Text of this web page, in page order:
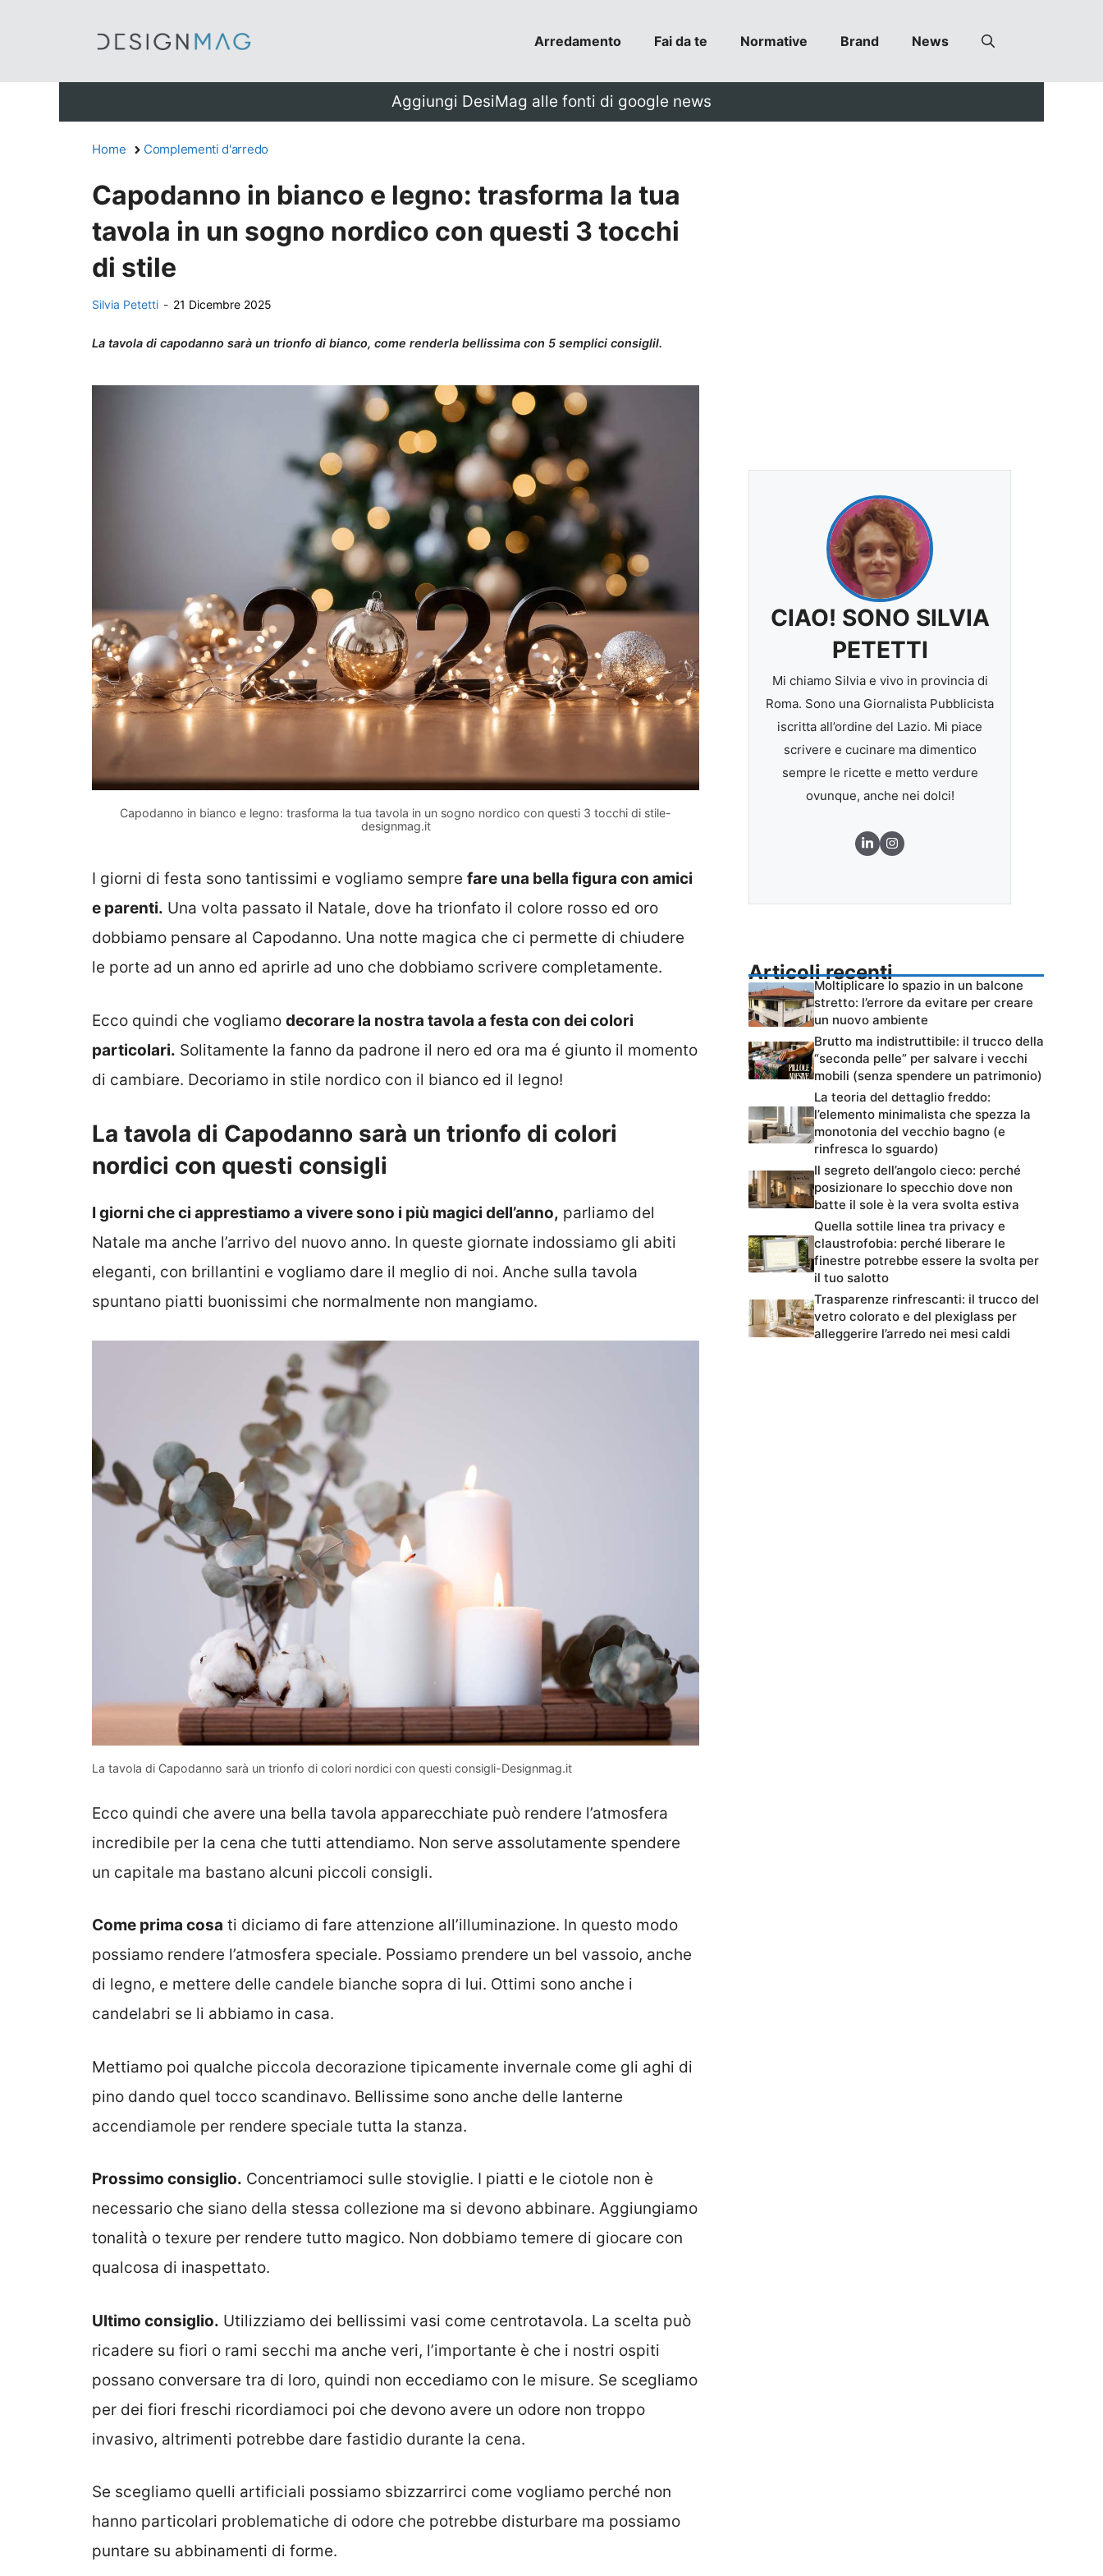
Arredamento Fai da te Normative Brand News
Aggiungi DesiMag alle fonti di google news
Home Complementi d'arredo
Capodanno in bianco e legno: trasforma la tua
tavola in un sogno nordico con questi 3 tocchi
di stile
Silvia Petetti - 21 Dicembre 2025
La tavola di capodanno sarà un trionfo di bianco, come renderla bellissima con 5 semplici consiglil.
Capodanno in bianco e legno: trasforma la tua tavola in un sogno nordico con questi 3 tocchi di stile-
designmag.it
I giorni di festa sono tantissimi e vogliamo sempre fare una bella figura con amici
e parenti. Una volta passato il Natale, dove ha trionfato il colore rosso ed oro
dobbiamo pensare al Capodanno. Una notte magica che ci permette di chiudere
le porte ad un anno ed aprirle ad uno che dobbiamo scrivere completamente.
Ecco quindi che vogliamo decorare la nostra tavola a festa con dei colori
particolari. Solitamente la fanno da padrone il nero ed ora ma é giunto il momento
di cambiare. Decoriamo in stile nordico con il bianco ed il legno!
La tavola di Capodanno sarà un trionfo di colori
nordici con questi consigli
I giorni che ci apprestiamo a vivere sono i più magici dell’anno, parliamo del
Natale ma anche l’arrivo del nuovo anno. In queste giornate indossiamo gli abiti
eleganti, con brillantini e vogliamo dare il meglio di noi. Anche sulla tavola
spuntano piatti buonissimi che normalmente non mangiamo.
La tavola di Capodanno sarà un trionfo di colori nordici con questi consigli-Designmag.it
Ecco quindi che avere una bella tavola apparecchiate può rendere l’atmosfera
incredibile per la cena che tutti attendiamo. Non serve assolutamente spendere
un capitale ma bastano alcuni piccoli consigli.
Come prima cosa ti diciamo di fare attenzione all’illuminazione. In questo modo
possiamo rendere l’atmosfera speciale. Possiamo prendere un bel vassoio, anche
di legno, e mettere delle candele bianche sopra di lui. Ottimi sono anche i
candelabri se li abbiamo in casa.
Mettiamo poi qualche piccola decorazione tipicamente invernale come gli aghi di
pino dando quel tocco scandinavo. Bellissime sono anche delle lanterne
accendiamole per rendere speciale tutta la stanza.
Prossimo consiglio. Concentriamoci sulle stoviglie. I piatti e le ciotole non è
necessario che siano della stessa collezione ma si devono abbinare. Aggiungiamo
tonalità o texure per rendere tutto magico. Non dobbiamo temere di giocare con
qualcosa di inaspettato.
Ultimo consiglio. Utilizziamo dei bellissimi vasi come centrotavola. La scelta può
ricadere su fiori o rami secchi ma anche veri, l’importante è che i nostri ospiti
possano conversare tra di loro, quindi non eccediamo con le misure. Se scegliamo
per dei fiori freschi ricordiamoci poi che devono avere un odore non troppo
invasivo, altrimenti potrebbe dare fastidio durante la cena.
Se scegliamo quelli artificiali possiamo sbizzarrirci come vogliamo perché non
hanno particolari problematiche di odore che potrebbe disturbare ma possiamo
puntare su abbinamenti di forme.
CIAO! SONO SILVIA
PETETTI
Mi chiamo Silvia e vivo in provincia di
Roma. Sono una Giornalista Pubblicista
iscritta all’ordine del Lazio. Mi piace
scrivere e cucinare ma dimentico
sempre le ricette e metto verdure
ovunque, anche nei dolci!
Articoli recenti
Moltiplicare lo spazio in un balcone
stretto: l’errore da evitare per creare
un nuovo ambiente
Brutto ma indistruttibile: il trucco della
“seconda pelle” per salvare i vecchi
mobili (senza spendere un patrimonio)
La teoria del dettaglio freddo:
l’elemento minimalista che spezza la
monotonia del vecchio bagno (e
rinfresca lo sguardo)
Il segreto dell’angolo cieco: perché
posizionare lo specchio dove non
batte il sole è la vera svolta estiva
Quella sottile linea tra privacy e
claustrofobia: perché liberare le
finestre potrebbe essere la svolta per
il tuo salotto
Trasparenze rinfrescanti: il trucco del
vetro colorato e del plexiglass per
alleggerire l’arredo nei mesi caldi